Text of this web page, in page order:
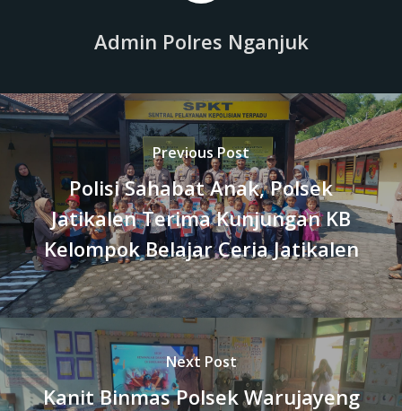
Admin Polres Nganjuk
Previous Post
Polisi Sahabat Anak, Polsek
Jatikalen Terima Kunjungan KB
Kelompok Belajar Ceria Jatikalen
Next Post
Kanit Binmas Polsek Warujayeng